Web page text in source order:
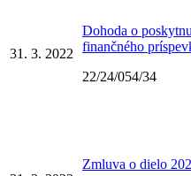
31. 3. 2022
Dohoda o
finančného
22/24/054/34
Zmluva o dielo